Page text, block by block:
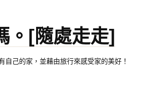
[隨處走走]
己的家，並藉由旅行來感受家的美好！